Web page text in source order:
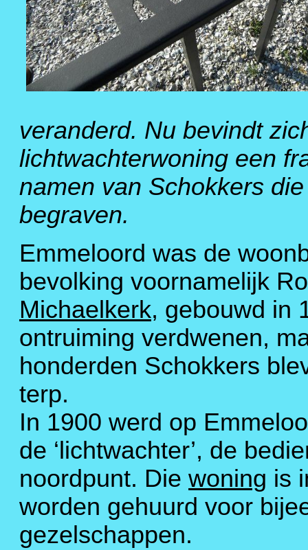
veranderd. Nu bevindt
lichtwachterwoning een
namen van Schokkers
begraven.
Emmeloord was de
bevolking voornamelijk
Michaelkerk, gebouwd in
ontruiming verdwenen,
honderden Schokkers
terp.
In 1900 werd op
de ‘lichtwachter’, de
noordpunt. Die woning is
worden gehuurd voor
gezelschappen.